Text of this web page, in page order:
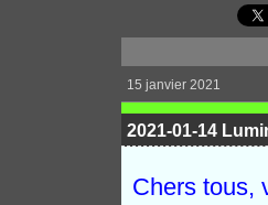
15 janvier 2021
2021-01-14
Chers tous,